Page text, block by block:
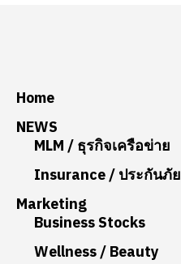
Home
NEWS
MLM / ธุรกิจเครือข่าย
Insurance / ประกันภัย
Marketing
Business Stocks
Wellness / Beauty